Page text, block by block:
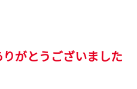
りがとうございました